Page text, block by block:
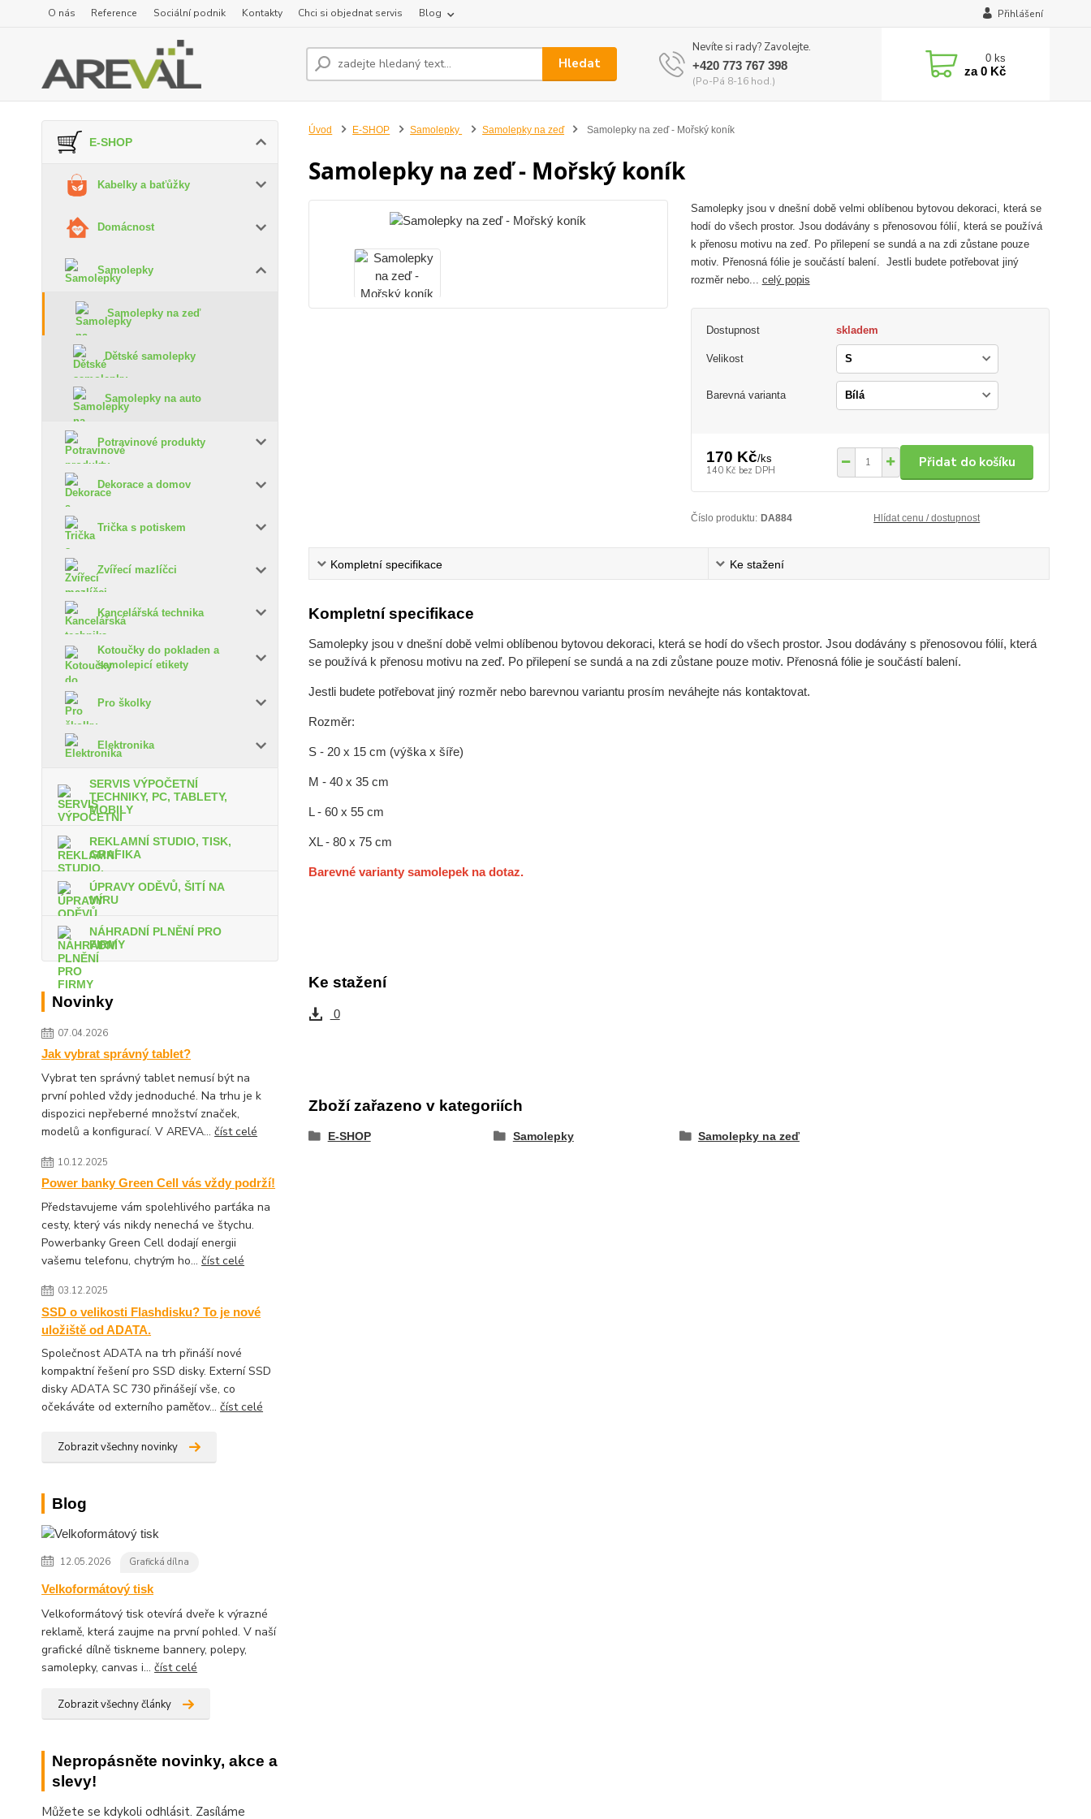
O nás Reference Sociální podnik Kontakty Chci si objednat servis Blog Přihlášení
Hledat
Nevíte si rady? Zavolejte.
+420 773 767 398
(Po-Pá 8-16 hod.)
0 ks
za0 Kč
E-SHOP
Kabelky a baťůžky
Domácnost
Samolepky
Samolepky na zeď
Dětské samolepky
Samolepky na auto
Potravinové produkty
Dekorace a domov
Trička s potiskem
Zvířecí mazlíčci
Kancelářská technika
Kotoučky do pokladen a
samolepicí etikety
Pro školky
Elektronika
SERVIS VÝPOČETNÍ
TECHNIKY, PC, TABLETY,
MOBILY
REKLAMNÍ STUDIO, TISK,
GRAFIKA
ÚPRAVY ODĚVŮ, ŠITÍ NA
MÍRU
NÁHRADNÍ PLNĚNÍ PRO
FIRMY
Novinky
07.04.2026
Jak vybrat správný tablet?
Vybrat ten správný tablet nemusí být na
první pohled vždy jednoduché. Na trhu je k
dispozici nepřeberné množství značek,
modelů a konfigurací. V AREVA...číst celé
10.12.2025
Power banky Green Cell vás vždy podrží!
Představujeme vám spolehlivého parťáka na
cesty, který vás nikdy nenechá ve štychu.
Powerbanky Green Cell dodají energii
vašemu telefonu, chytrým ho...číst celé
03.12.2025
SSD o velikosti Flashdisku? To je nové
uložiště od ADATA.
Společnost ADATA na trh přináší nové
kompaktní řešení pro SSD disky. Externí SSD
disky ADATA SC 730 přinášejí vše, co
očekáváte od externího paměťov...číst celé
Zobrazit všechny novinky
Blog
12.05.2026 Grafická dílna
Velkoformátový tisk
Velkoformátový tisk otevírá dveře k výrazné
reklamě, která zaujme na první pohled. V naší
grafické dílně tiskneme bannery, polepy,
samolepky, canvas i...číst celé
Zobrazit všechny články
Nepropásněte novinky, akce a
slevy!
Můžete se kdykoli odhlásit. Zasíláme
Úvod E-SHOP Samolepky Samolepky na zeď Samolepky na zeď - Mořský koník
Samolepky na zeď - Mořský koník
Samolepky jsou v dnešní době velmi oblíbenou bytovou dekoraci, která se
hodí do všech prostor. Jsou dodávány s přenosovou fólií, která se používá
k přenosu motivu na zeď. Po přilepení se sundá a na zdi zůstane pouze
motiv. Přenosná fólie je součástí balení. Jestli budete potřebovat jiný
rozměr nebo... celý popis
Dostupnost skladem
Velikost
Barevná varianta
170 Kč/ks
140 Kč bez DPH
Přidat do košíku
Číslo produktu: DA884 Hlídat cenu / dostupnost
Kompletní specifikace Ke stažení
Kompletní specifikace
Samolepky jsou v dnešní době velmi oblíbenou bytovou dekoraci, která se hodí do všech prostor. Jsou dodávány s přenosovou fólií, která
se používá k přenosu motivu na zeď. Po přilepení se sundá a na zdi zůstane pouze motiv. Přenosná fólie je součástí balení.
Jestli budete potřebovat jiný rozměr nebo barevnou variantu prosím neváhejte nás kontaktovat.
Rozměr:
S - 20 x 15 cm (výška x šíře)
M - 40 x 35 cm
L - 60 x 55 cm
XL - 80 x 75 cm
Barevné varianty samolepek na dotaz.
Ke stažení
0
Zboží zařazeno v kategoriích
E-SHOP Samolepky Samolepky na zeď